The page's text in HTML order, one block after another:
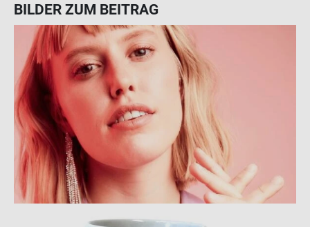
BIL­DER ZUM BEI­TRAG